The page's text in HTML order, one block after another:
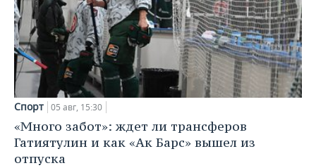
Спорт 05 авг, 15:30
«Много забот»: ждет ли трансферов
Гатиятулин и как «Ак Барс» вышел из
отпуска